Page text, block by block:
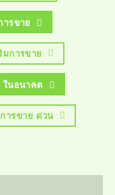
ารขาย
มการขาย
ในอนาคต
ารขาย ด่วน